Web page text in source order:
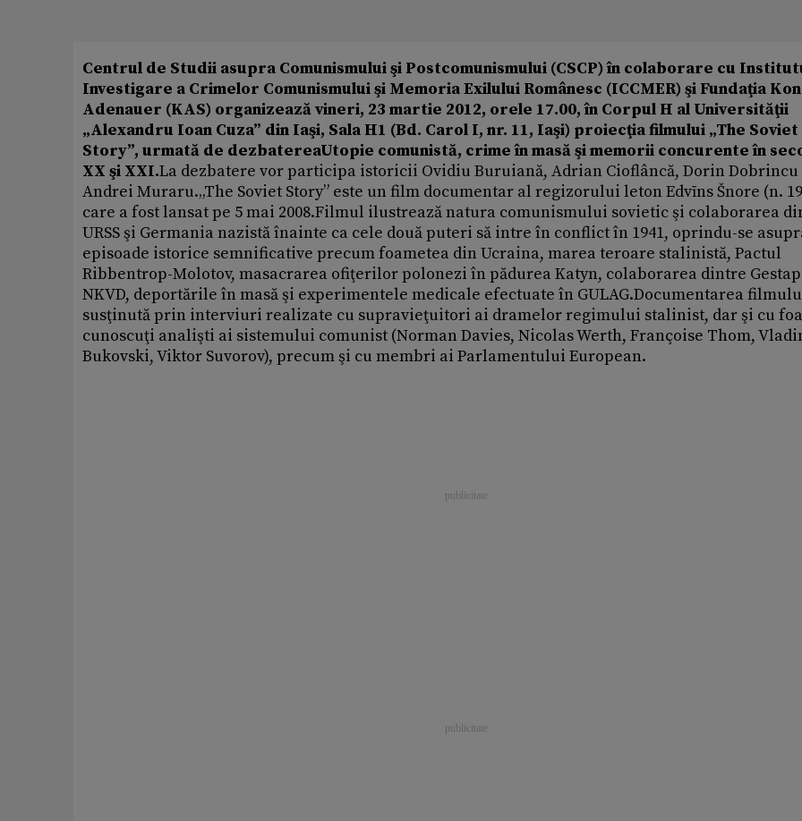
Centrul de Studii asupra Comunismului şi Postcomunismului (CSCP) în colaborare cu
Investigare a Crimelor Comunismului şi Memoria Exilului Românesc (ICCMER) şi Fundaţia
Adenauer (KAS) organizează vineri, 23 martie 2012, orele 17.00, în Corpul H al Universităţii
„Alexandru Ioan Cuza” din Iaşi, Sala H1 (Bd. Carol I, nr. 11, Iaşi) proiecţia filmului „The Soviet
Story”, urmată de dezbatereaUtopie comunistă, crime în masă şi memorii concurente în
XX şi XXI.La dezbatere vor participa istoricii Ovidiu Buruiană, Adrian Cioflâncă, Dorin Dobrincu
Andrei Muraru.„The Soviet Story” este un film documentar al regizorului leton Edvīns Šnore (n.
care a fost lansat pe 5 mai 2008.Filmul ilustrează natura comunismului sovietic şi colaborarea
URSS şi Germania nazistă înainte ca cele două puteri să intre în conflict în 1941, oprindu-se
episoade istorice semnificative precum foametea din Ucraina, marea teroare stalinistă, Pactul
Ribbentrop-Molotov, masacrarea ofiţerilor polonezi în pădurea Katyn, colaborarea dintre
NKVD, deportările în masă şi experimentele medicale efectuate în GULAG.Documentarea
susţinută prin interviuri realizate cu supravieţuitori ai dramelor regimului stalinist, dar şi cu
cunoscuţi analişti ai sistemului comunist (Norman Davies, Nicolas Werth, Françoise Thom,
Bukovski, Viktor Suvorov), precum şi cu membri ai Parlamentului European.